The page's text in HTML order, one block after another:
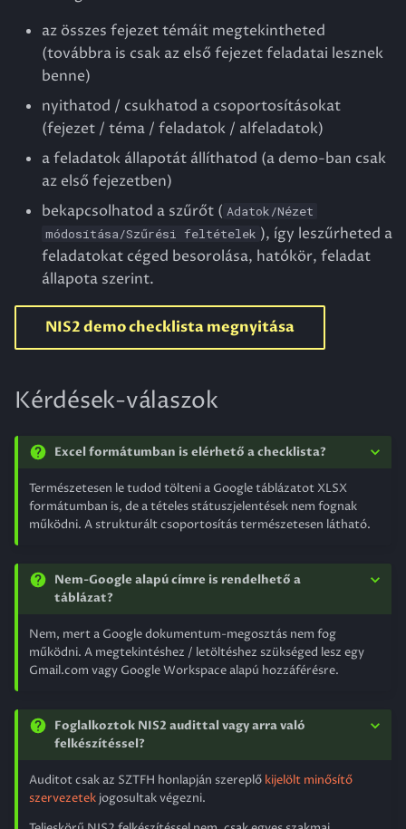
az összes fejezet témáit megtekintheted
(továbbra is csak az első fejezet feladatai lesznek
benne)
nyithatod / csukhatod a csoportosításokat
(fejezet / téma / feladatok / alfeladatok)
a feladatok állapotát állíthatod (a demo-ban csak
az első fejezetben)
bekapcsolhatod a szűrőt ( Adatok/Nézet
módosítása/Szűrési feltételek ), így leszűrheted a
feladatokat céged besorolása, hatókör, feladat
állapota szerint.
NIS2 demo checklista megnyitása
Kérdések-válaszok
Excel formátumban is elérhető a checklista?
Természetesen le tudod tölteni a Google táblázatot XLSX
formátumban is, de a tételes státuszjelentések nem fognak
működni. A strukturált csoportosítás természetesen látható.
Nem-Google alapú címre is rendelhető a
táblázat?
Nem, mert a Google dokumentum-megosztás nem fog
működni. A megtekintéshez / letöltéshez szükséged lesz egy
Gmail.com vagy Google Workspace alapú hozzáférésre.
Foglalkoztok NIS2 audittal vagy arra való
felkészítéssel?
Auditot csak az SZTFH honlapján szereplő kijelölt minősítő
szervezetek jogosultak végezni.